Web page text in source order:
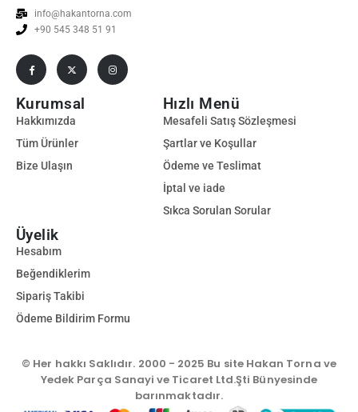
info@hakantorna.com
+90 545 348 51 91
Kurumsal
Hakkımızda
Tüm Ürünler
Bize Ulaşın
Hızlı Menü
Mesafeli Satış Sözleşmesi
Şartlar ve Koşullar
Ödeme ve Teslimat
İptal ve iade
Sıkca Sorulan Sorular
Üyelik
Hesabım
Beğendiklerim
Sipariş Takibi
Ödeme Bildirim Formu
© Her hakkı Saklıdır. 2000 - 2025 Bu site Hakan Torna ve
Yedek Parça Sanayi ve Ticaret Ltd.Şti Bünyesinde
barınmaktadır.